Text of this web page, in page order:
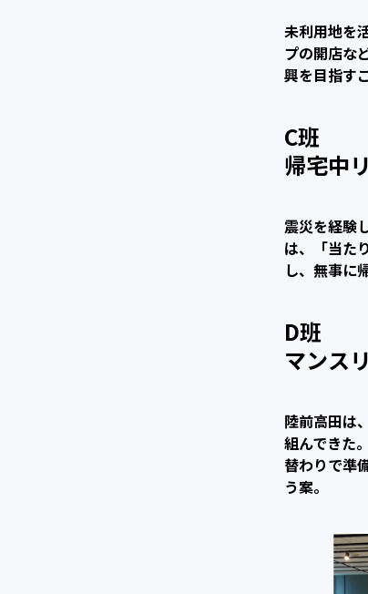
未利用地を
プの開店な
興を目指す
C班
帰宅中
震災を経験
は、「当た
し、無事に
D班
マンス
陸前高田は
組んできた
替わりで準
う案。